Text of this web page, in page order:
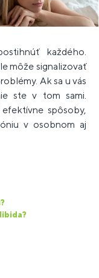
každého.
môže signalizovať
Ak sa u vás
ste v tom sami.
spôsoby,
v osobnom aj